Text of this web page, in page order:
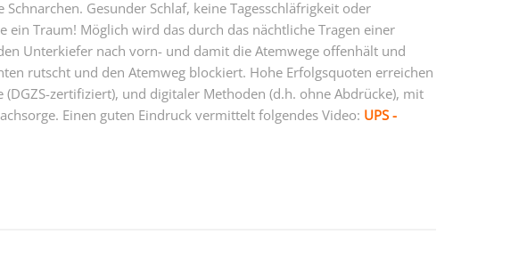
Gesunder Schlaf, keine Tagesschläfrigkeit oder
ein Traum! Möglich wird das durch das nächtliche Tragen einer
Unterkiefer nach vorn- und damit die Atemwege offenhält und
rutscht und den Atemweg blockiert. Hohe Erfolgsquoten erreichen
zertifiziert), und digitaler Methoden (d.h. ohne Abdrücke), mit
Einen guten Eindruck vermittelt folgendes Video: UPS -